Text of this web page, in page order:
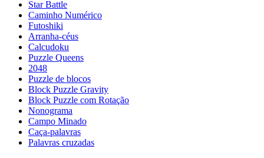
Star Battle
Caminho Numérico
Futoshiki
Arranha-céus
Calcudoku
Puzzle Queens
2048
Puzzle de blocos
Block Puzzle Gravity
Block Puzzle com Rotação
Nonograma
Campo Minado
Caça-palavras
Palavras cruzadas